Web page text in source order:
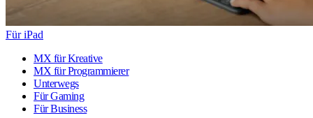
Für iPad
MX für Kreative
MX für Programmierer
Unterwegs
Für Gaming
Für Business